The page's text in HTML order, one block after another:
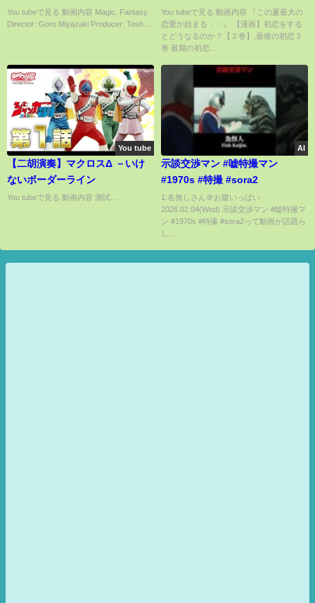
You tubeで見る 動画内容 Magic, Fantasy
Director: Goro Miyazaki Producer: Tosh...
You tubeで見る 動画内容 『この夏最大の
恋愛が始まる・・』 【漫画】初恋をする
とどうなるのか？【２巻】,最後の初恋３
巻 最期の初恋...
You tube
【二胡演奏】マクロスΔ －いけ
ないボーダーライン
You tubeで見る 動画内容 測試...
AI
示談交渉マン #嘘特撮マン
#1970s #特撮 #sora2
1:名無しさん＠お腹いっぱい
2026.02.04(Wed) 示談交渉マン #嘘特撮マ
ン #1970s #特撮 #sora2って動画が話題ら
し...